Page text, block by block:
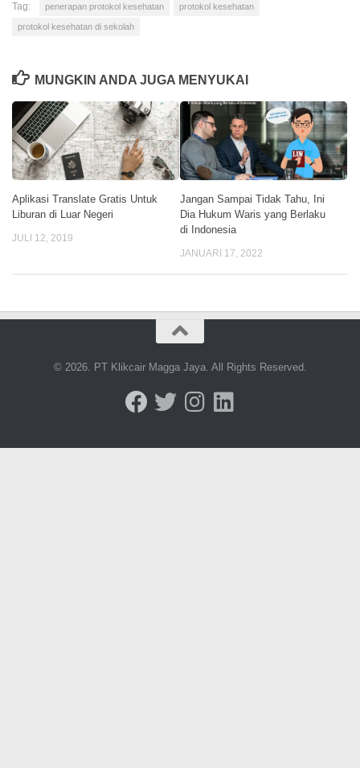
Tag: penerapan protokol kesehatan protokol kesehatan
protokol kesehatan di sekolah
MUNGKIN ANDA JUGA MENYUKAI
Aplikasi Translate Gratis Untuk
Liburan di Luar Negeri
JULI 12, 2019
Jangan Sampai Tidak Tahu, Ini
Dia Hukum Waris yang Berlaku
di Indonesia
JANUARI 17, 2022
© 2026. PT Klikcair Magga Jaya. All Rights Reserved.